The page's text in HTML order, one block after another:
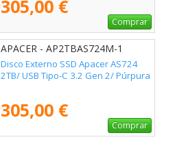
305,00 €
Comprar
APACER - AP2TBAS724M-1
Disco Externo SSD Apacer AS724
2TB/ USB Tipo-C 3.2 Gen 2/ Púrpura
305,00 €
Comprar